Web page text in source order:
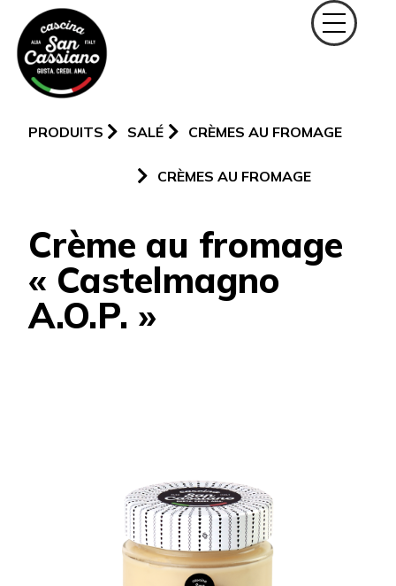
PRODUITS SALÉ CRÈMES AU FROMAGE
CRÈMES AU FROMAGE
Crème au fromage
« Castelmagno
A.O.P. »